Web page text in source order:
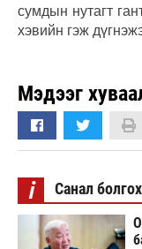
сумдын нутагт
хэвийн гэж
Мэдээг
i Санал болгох